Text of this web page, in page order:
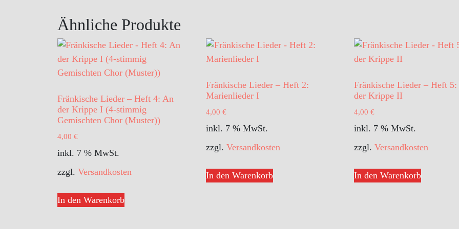
Ähnliche Produkte
Fränkische Lieder – Heft 4: An
der Krippe I (4-stimmig
Gemischten Chor (Muster))
4,00 €
inkl. 7 % MwSt.
zzgl. Versandkosten
In den Warenkorb
Fränkische Lieder – Heft 2:
Marienlieder I
4,00 €
inkl. 7 % MwSt.
zzgl. Versandkosten
In den Warenkorb
Fränkische Lieder – Heft
der Krippe II
4,00 €
inkl. 7 % MwSt.
zzgl. Versandkosten
In den Warenkorb